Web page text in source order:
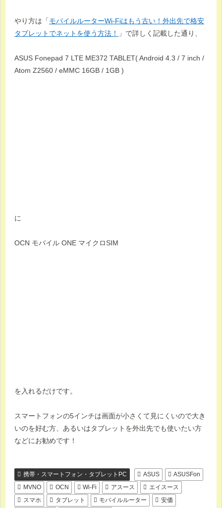
やり方は「モバイルルーターWi-Fiはもう古い！外出先で格安
タブレットでネットを使う方法！
」で詳しく記載した通り、
ASUS Fonepad 7 LTE ME372 TABLET( Android 4.3 / 7 inch /
Atom Z2560 / eMMC 16GB / 1GB )
に
OCN モバイル ONE マイクロSIM
を入れるだけです。
スマートフォンの5インチは画面が小さくて見にくいので大き
いのを好む方、あるいはタブレットを外出先でも使いたい方
などにお勧めです！
携帯・スマートフォン・タブレットPC ASUS
ASUSFon
MVNO
OCN Wi-Fi アスース
エイスース
スマホ
タブレット モバイルルーター
安価